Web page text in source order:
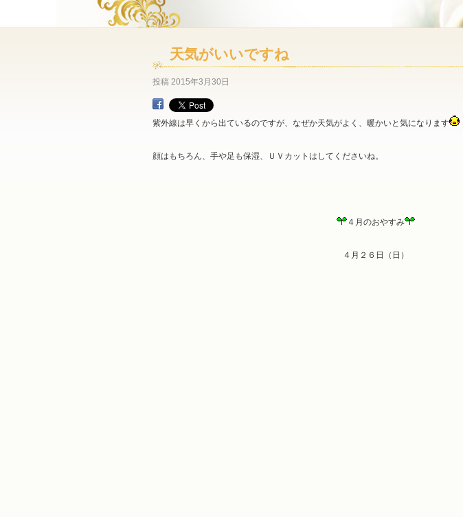
天気がいいですね
投稿 2015年3月30日
紫外線は早くから出ているのですが、なぜか天気がよく、暖かいと気になります
顔はもちろん、手や足も保湿、ＵＶカットはしてくださいね。
４月のおやすみ
４月２６日（日）